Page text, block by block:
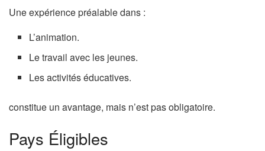
Une expérience préalable dans :
L’animation.
Le travail avec les jeunes.
Les activités éducatives.
constitue un avantage, mais n’est pas obligatoire.
Pays Éligibles